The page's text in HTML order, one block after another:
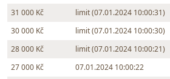
31 000 Kč
limit (07.01.2024 10:00:31)
30 000 Kč
limit (07.01.2024 10:00:30)
28 000 Kč
limit (07.01.2024 10:00:21)
27 000 Kč
07.01.2024 10:00:22